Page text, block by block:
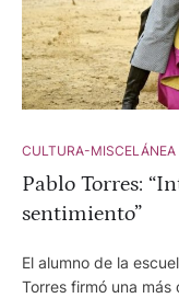
CULTURA-MISCELÁNEA
Pablo Torres:
sentimiento”
El alumno de la
Torres firmó una